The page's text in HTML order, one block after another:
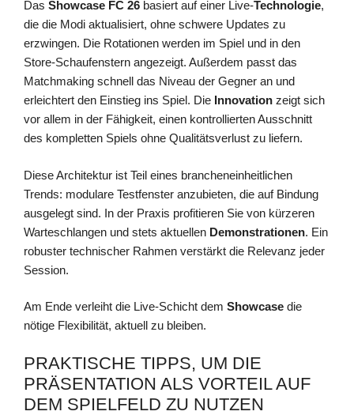
Das Showcase FC 26 basiert auf einer Live-Technologie,
die die Modi aktualisiert, ohne schwere Updates zu
erzwingen. Die Rotationen werden im Spiel und in den
Store-Schaufenstern angezeigt. Außerdem passt das
Matchmaking schnell das Niveau der Gegner an und
erleichtert den Einstieg ins Spiel. Die Innovation zeigt sich
vor allem in der Fähigkeit, einen kontrollierten Ausschnitt
des kompletten Spiels ohne Qualitätsverlust zu liefern.
Diese Architektur ist Teil eines brancheneinheitlichen
Trends: modulare Testfenster anzubieten, die auf Bindung
ausgelegt sind. In der Praxis profitieren Sie von kürzeren
Warteschlangen und stets aktuellen Demonstrationen. Ein
robuster technischer Rahmen verstärkt die Relevanz jeder
Session.
Am Ende verleiht die Live-Schicht dem Showcase die
nötige Flexibilität, aktuell zu bleiben.
PRAKTISCHE TIPPS, UM DIE
PRÄSENTATION ALS VORTEIL AUF
DEM SPIELFELD ZU NUTZEN